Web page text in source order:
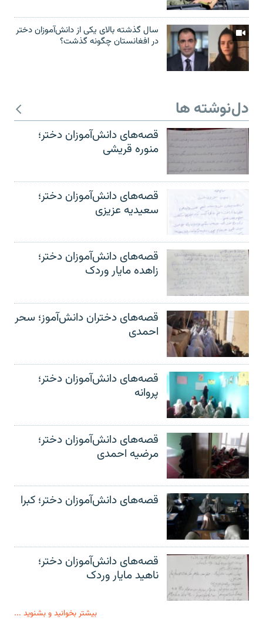
سال گذشته بالای یکی از دانش‌آموزان دختر
در افغانستان چگونه گذشت؟
دل‌نوشته ها
قصه‌های دانش‌آموزان دختر؛
منوره قریشی
قصه‌های دانش‌آموزان دختر؛
سعیدیه عزیزی
قصه‌های دانش‌آموزان دختر؛
زاهده مایار وردک
قصه‌های دختران دانش‌آموز؛ سحر
احمدی
قصه‌های دانش‌آموزان دختر؛
پروانه
قصه‌های دانش‌آموزان دختر؛
مرضیه احمدی
قصه‌های دانش‌آموزان دختر؛ کبرا
قصه‌های دانش‌آموزان دختر؛
ناهید مایار وردک
بیشتر بخوانید و بشنوید ...